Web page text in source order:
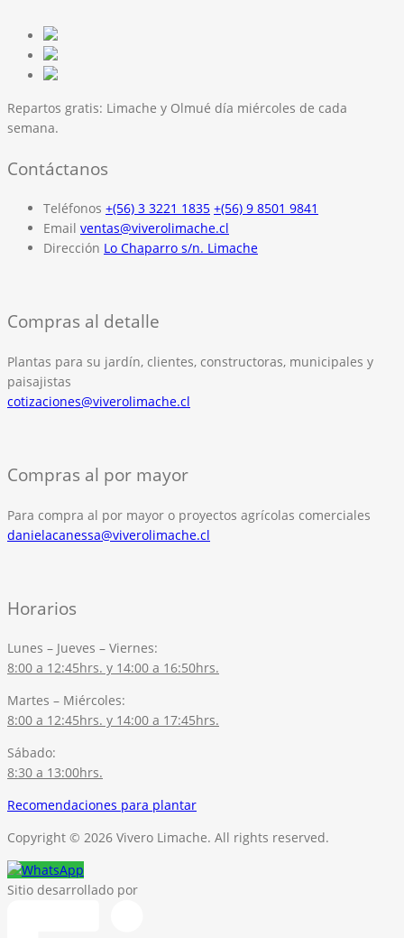
Repartos gratis: Limache y Olmué día miércoles de cada
semana.
Contáctanos
Teléfonos +(56) 3 3221 1835 +(56) 9 8501 9841
Email ventas@viverolimache.cl
Dirección Lo Chaparro s/n. Limache
Compras al detalle
Plantas para su jardín, clientes, constructoras, municipales y
paisajistas
cotizaciones@viverolimache.cl
Compras al por mayor
Para compra al por mayor o proyectos agrícolas comerciales
danielacanessa@viverolimache.cl
Horarios
Lunes – Jueves – Viernes:
8:00 a 12:45hrs. y 14:00 a 16:50hrs.
Martes – Miércoles:
8:00 a 12:45hrs. y 14:00 a 17:45hrs.
Sábado:
8:30 a 13:00hrs.
Recomendaciones para plantar
Copyright © 2026 Vivero Limache. All rights reserved.
Sitio desarrollado por